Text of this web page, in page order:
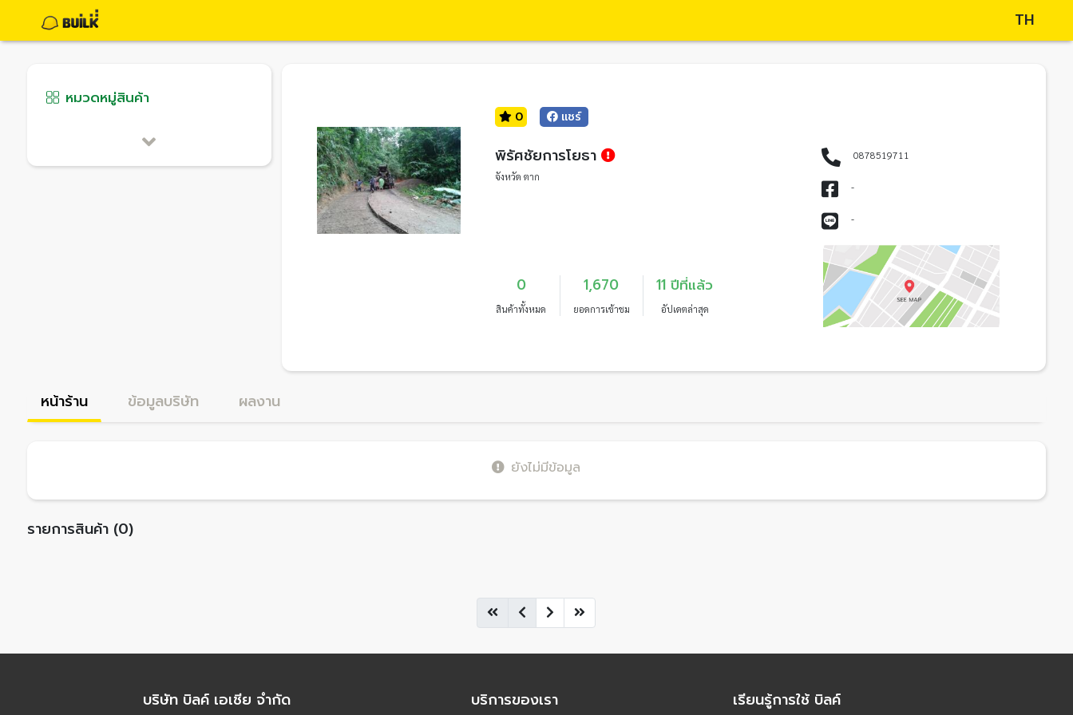
TH
หมวดหมู่สินค้า
0 แชร์
พิรัศชัยการโยธา
จังหวัด ตาก
0
สินค้าทั้งหมด
1,670
ยอดการเข้าชม
11 ปีที่แล้ว
อัปเดตล่าสุด
0878519711
-
-
หน้าร้าน ข้อมูลบริษัท ผลงาน
ยังไม่มีข้อมูล
รายการสินค้า (0)
บริษัท บิลค์ เอเชีย จำกัด บริการของเรา เรียนรู้การใช้ บิลค์